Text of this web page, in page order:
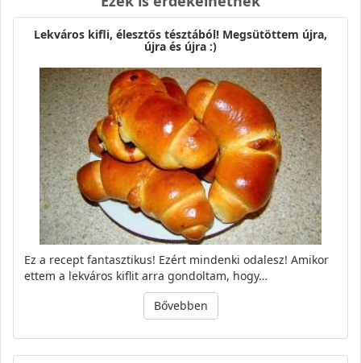
Lekváros kifli, élesztős tésztából! Megsütöttem újra,
újra és újra :)
Ez a recept fantasztikus! Ezért mindenki odalesz! Amikor
ettem a lekváros kiflit arra gondoltam, hogy…
Bővebben